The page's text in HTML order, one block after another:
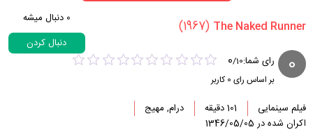
(1967)
0 دنبال میشه
دنبال کردن
0 رای شما: 0/10
بر اساس رای 0کاربر
فیلم سینمایی 101 دقیقه
درام, مهیج
اکران شده در 1346/05/05